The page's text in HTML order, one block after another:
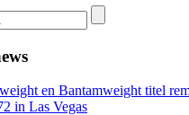
en Bantamweight titel
in Las Vegas